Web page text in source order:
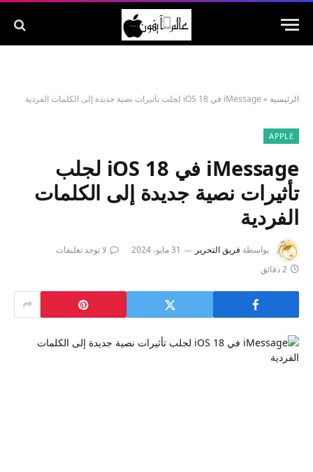
الرئيسية » iMessage في iOS 18 لجلب تأثيرات نصية جديدة إلى الكلمات الفردية
APPLE
iMessage في iOS 18 لجلب
تأثيرات نصية جديدة إلى الكلمات
الفردية
بواسطة فريق التحرير 31 مايو، 2024
لا توجد تعليقات
2 دقائق